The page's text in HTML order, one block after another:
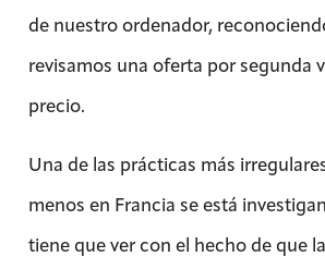
de nuestro ordenador,
revisamos una oferta por segunda
precio.
Una de las prácticas más
menos en Francia se está
tiene que ver con el hecho de que